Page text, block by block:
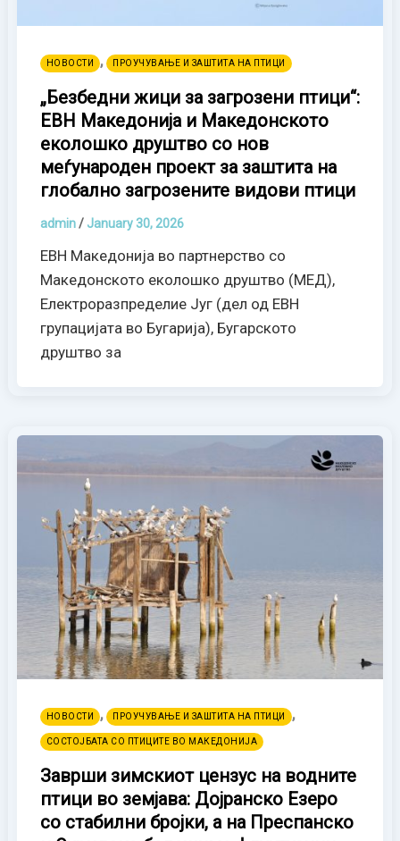
НОВОСТИ , ПРОУЧУВАЊЕ И ЗАШТИТА НА ПТИЦИ
„Безбедни жици за загрозени птици“:
ЕВН Македонија и Македонското
еколошко друштво со нов
меѓународен проект за заштита на
глобално загрозените видови птици
admin/ January 30, 2026
ЕВН Македонија во партнерство со
Македонското еколошко друштво (МЕД),
Електроразпределие Југ (дел од ЕВН
групацијата во Бугарија), Бугарското
друштво за
НОВОСТИ , ПРОУЧУВАЊЕ И ЗАШТИТА НА ПТИЦИ ,
СОСТОЈБАТА СО ПТИЦИТЕ ВО МАКЕДОНИЈА
Заврши зимскиот цензус на водните
птици во земјава: Дојранско Езеро
со стабилни бројки, а на Преспанско